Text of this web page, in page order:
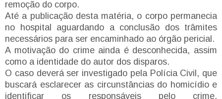
remoção do corpo.
Até a publicação desta matéria, o corpo permanecia
no hospital aguardando a conclusão dos trâmites
necessários para ser encaminhado ao órgão pericial.
A motivação do crime ainda é desconhecida, assim
como a identidade do autor dos disparos.
O caso deverá ser investigado pela Polícia Civil, que
buscará esclarecer as circunstâncias do homicídio e
identificar os responsáveis pelo crime.